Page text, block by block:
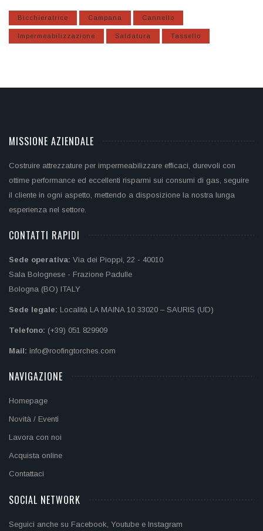
Bicchieratrice Campana Cannello
Impermeabilizzazione Saldatura Tassello
MISSIONE AZIENDALE
Costruire attrezzature per impermeabilizzare efficaci, durevoli con
ottime performance ed eccellenti risparmi sui consumi di gas, seguire
il cliente in ogni aspetto, mettendo a disposizione la nostra lunga
esperienza nel settore.
CONTATTI RAPIDI
Sede operativa: Via dei Pioppi, 22 - 40010
Sala Bolognese - Frazione Padulle
Bologna (BO) ITALY
Sede legale: Località LA MAINA 10 33020 – SAURIS (UD)
Telefono: (+39) 051 829909
Mail: info@roofingtorches.com
NAVIGAZIONE
Homepage
Novità / Eventi
Lavora con noi
Acquista online
Contattaci
SOCIAL NETWORK
Seguici anche su Facebook, Youtube e Instagram